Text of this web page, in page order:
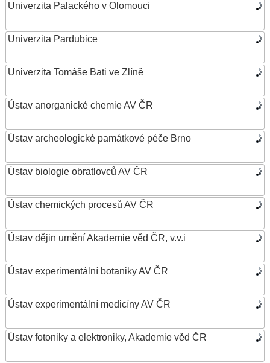
Univerzita Palackého v Olomouci
Univerzita Pardubice
Univerzita Tomáše Bati ve Zlíně
Ústav anorganické chemie AV ČR
Ústav archeologické památkové péče Brno
Ústav biologie obratlovců AV ČR
Ústav chemických procesů AV ČR
Ústav dějin umění Akademie věd ČR, v.v.i
Ústav experimentální botaniky AV ČR
Ústav experimentální medicíny AV ČR
Ústav fotoniky a elektroniky, Akademie věd ČR